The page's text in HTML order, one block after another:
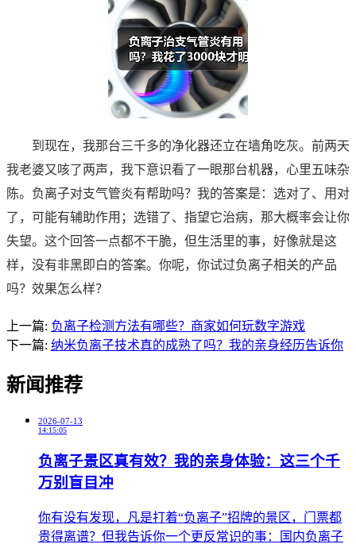
到现在，我那台三千多的净化器还立在墙角吃灰。前两天
我老婆又咳了两声，我下意识看了一眼那台机器，心里五味杂
陈。负离子对支气管炎有帮助吗？我的答案是：选对了、用对
了，可能有辅助作用；选错了、指望它治病，那大概率会让你
失望。这个回答一点都不干脆，但生活里的事，好像就是这
样，没有非黑即白的答案。你呢，你试过负离子相关的产品
吗？效果怎么样？
上一篇: 负离子检测方法有哪些？商家如何玩数字游戏
下一篇: 纳米负离子技术真的成熟了吗？我的亲身经历告诉你
新闻推荐
2026-07-13
14:15:05
负离子景区真有效？我的亲身体验：这三个千
万别盲目冲
​你有没有发现，凡是打着“负离子”招牌的景区，门票都
贵得离谱？但我告诉你一个更反常识的事：国内负离子